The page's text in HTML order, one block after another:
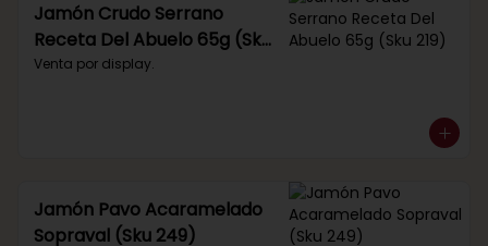
Jamón Crudo Serrano
Receta Del Abuelo 65g (Sku
219)
Venta por display.
Jamón Pavo Acaramelado
Sopraval (Sku 249)